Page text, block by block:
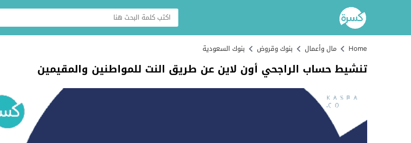
Home مال وأعمال بنوك وقروض بنوك السعودية
تنشيط حساب الراجحي أون لاين عن طريق النت للمواطنين والمقيمين